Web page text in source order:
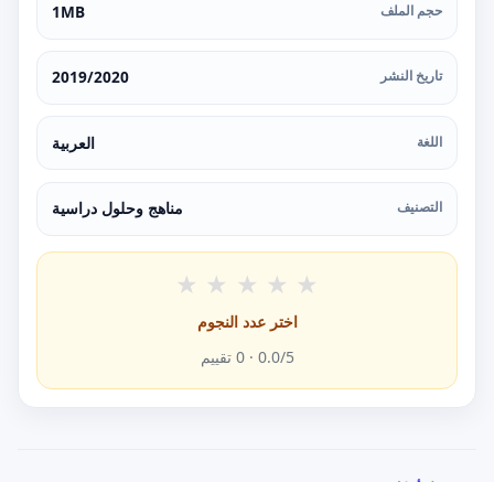
حجم الملف 1MB
تاريخ النشر 2019/2020
اللغة العربية
التصنيف مناهج وحلول دراسية
★ ★ ★ ★ ★
اختر عدد النجوم
0.0/5 ·
0 تقييم